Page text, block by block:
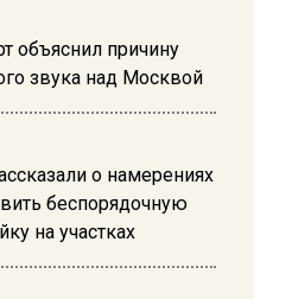
объяснил причину
звука над Москвой
о намерениях
беспорядочную
на участках